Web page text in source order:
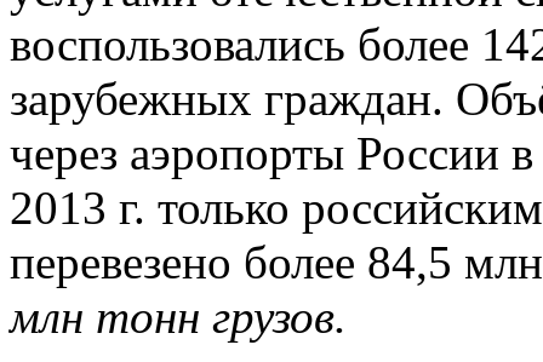
воспользовались более
зарубежных граждан.
через аэропорты России
2013 г. только
перевезено более 84,5
млн тонн грузов.